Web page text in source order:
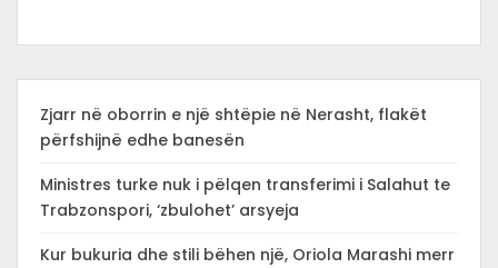
Zjarr në oborrin e një shtëpie në Nerasht, flakët
përfshijnë edhe banesën
Ministres turke nuk i pëlqen transferimi i Salahut te
Trabzonspori, ‘zbulohet’ arsyeja
Kur bukuria dhe stili bëhen një, Oriola Marashi merr